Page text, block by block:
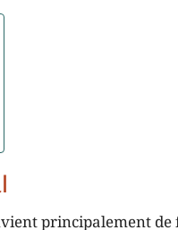
principalement de